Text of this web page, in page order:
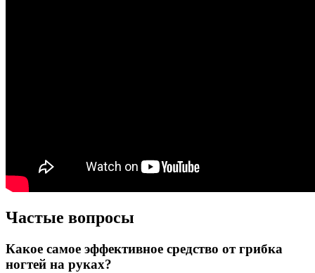
Частые вопросы
Какое самое эффективное средство от грибка
ногтей на руках?